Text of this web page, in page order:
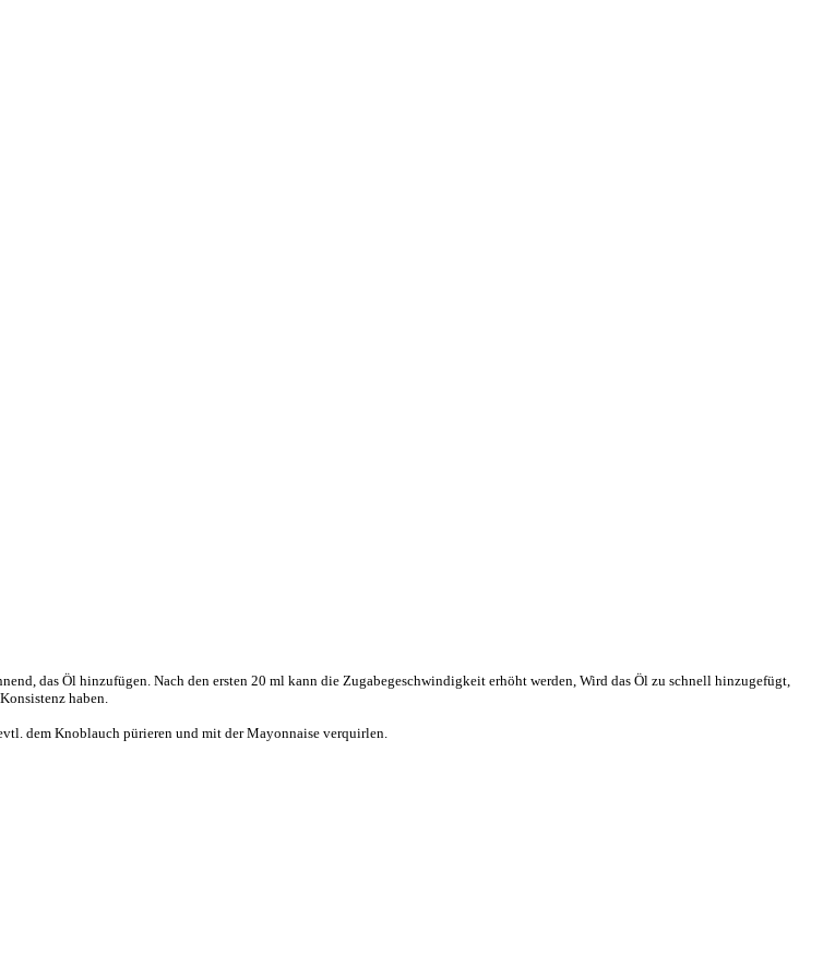
das Öl hinzufügen. Nach den ersten 20 ml kann die Zugabegeschwindigkeit erhöht werden, Wird das Öl zu schnell hinzugefügt,
haben.
dem Knoblauch pürieren und mit der Mayonnaise verquirlen.